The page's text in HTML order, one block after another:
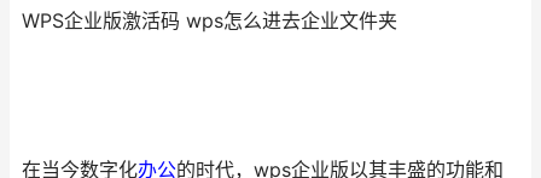
WPS企业版激活码 wps怎么进去企业文件夹
在当今数字化办公的时代，wps企业版以其丰盛的功能和